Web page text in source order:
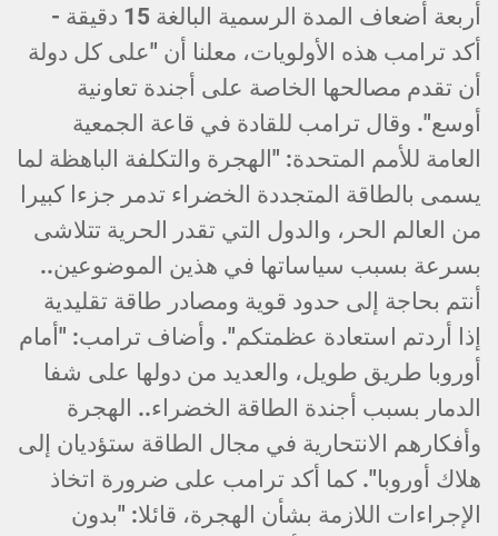
أربعة أضعاف المدة الرسمية البالغة 15 دقيقة -
أكد ترامب هذه الأولويات، معلنا أن "على كل دولة
أن تقدم مصالحها الخاصة على أجندة تعاونية
أوسع". وقال ترامب للقادة في قاعة الجمعية
العامة للأمم المتحدة: "الهجرة والتكلفة الباهظة لما
يسمى بالطاقة المتجددة الخضراء تدمر جزءا كبيرا
من العالم الحر، والدول التي تقدر الحرية تتلاشى
بسرعة بسبب سياساتها في هذين الموضوعين..
أنتم بحاجة إلى حدود قوية ومصادر طاقة تقليدية
إذا أردتم استعادة عظمتكم". وأضاف ترامب: "أمام
أوروبا طريق طويل، والعديد من دولها على شفا
الدمار بسبب أجندة الطاقة الخضراء.. الهجرة
وأفكارهم الانتحارية في مجال الطاقة ستؤديان إلى
هلاك أوروبا". كما أكد ترامب على ضرورة اتخاذ
الإجراءات اللازمة بشأن الهجرة، قائلا: "بدون